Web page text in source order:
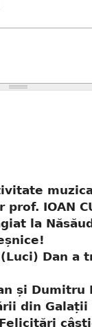
IOAN
la
Dan a
și Dumitru
din